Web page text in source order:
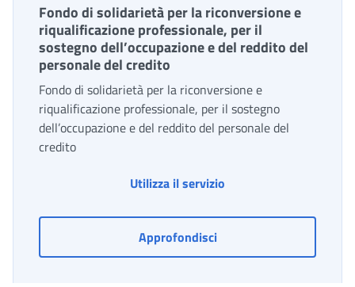
Fondo di solidarietà per la riconversione e
riqualificazione professionale, per il
sostegno dell’occupazione e del reddito del
personale del credito
Fondo di solidarietà per la riconversione e
riqualificazione professionale, per il sostegno
dell’occupazione e del reddito del personale del
credito
Utilizza il servizio
ApprofondisciFondo di solidarietà per